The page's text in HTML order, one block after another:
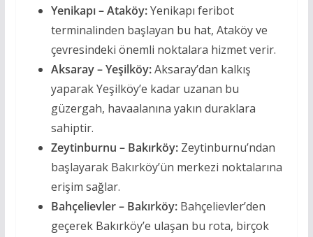
Yenikapı – Ataköy:Yenikapı feribot
terminalinden başlayan bu hat, Ataköy ve
çevresindeki önemli noktalara hizmet verir.
Aksaray – Yeşilköy:Aksaray’dan kalkış
yaparak Yeşilköy’e kadar uzanan bu
güzergah, havaalanına yakın duraklara
sahiptir.
Zeytinburnu – Bakırköy:Zeytinburnu’ndan
başlayarak Bakırköy’ün merkezi noktalarına
erişim sağlar.
Bahçelievler – Bakırköy:Bahçelievler’den
geçerek Bakırköy’e ulaşan bu rota, birçok